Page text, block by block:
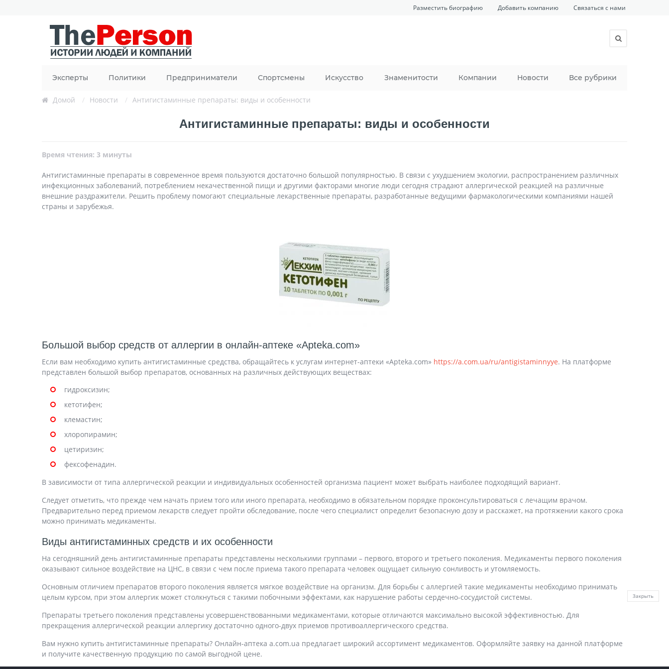
Разместить биографию Добавить компанию Связаться с нами
Эксперты Политики Предприниматели Спортсмены Искусство Знаменитости Компании Новости Все рубрики
Домой / Новости / Антигистаминные препараты: виды и особенности
Антигистаминные препараты: виды и особенности
Время чтения: 3 минуты
Антигистаминные препараты в современное время пользуются достаточно большой популярностью. В связи с ухудшением экологии, распространением различных
инфекционных заболеваний, потреблением некачественной пищи и другими факторами многие люди сегодня страдают аллергической реакцией на различные
внешние раздражители. Решить проблему помогают специальные лекарственные препараты, разработанные ведущими фармакологическими компаниями нашей
страны и зарубежья.
Большой выбор средств от аллергии в онлайн-аптеке «Apteka.com»
Если вам необходимо купить антигистаминные средства, обращайтесь к услугам интернет-аптеки «Apteka.com» https://a.com.ua/ru/antigistaminnyye. На платформе
представлен большой выбор препаратов, основанных на различных действующих веществах:
гидроксизин;
кетотифен;
клемастин;
хлоропирамин;
цетиризин;
фексофенадин.
В зависимости от типа аллергической реакции и индивидуальных особенностей организма пациент может выбрать наиболее подходящий вариант.
Следует отметить, что прежде чем начать прием того или иного препарата, необходимо в обязательном порядке проконсультироваться с лечащим врачом.
Предварительно перед приемом лекарств следует пройти обследование, после чего специалист определит безопасную дозу и расскажет, на протяжении какого срока
можно принимать медикаменты.
Виды антигистаминных средств и их особенности
На сегодняшний день антигистаминные препараты представлены несколькими группами – первого, второго и третьего поколения. Медикаменты первого поколения
оказывают сильное воздействие на ЦНС, в связи с чем после приема такого препарата человек ощущает сильную сонливость и утомляемость.
Основным отличием препаратов второго поколения является мягкое воздействие на организм. Для борьбы с аллергией такие медикаменты необходимо принимать
целым курсом, при этом аллергик может столкнуться с такими побочными эффектами, как нарушение работы сердечно-сосудистой системы.
Препараты третьего поколения представлены усовершенствованными медикаментами, которые отличаются максимально высокой эффективностью. Для
прекращения аллергической реакции аллергику достаточно одного-двух приемов противоаллергического средства.
Вам нужно купить антигистаминные препараты? Онлайн-аптека a.com.ua предлагает широкий ассортимент медикаментов. Оформляйте заявку на данной платформе
и получите качественную продукцию по самой выгодной цене.
Закрыть